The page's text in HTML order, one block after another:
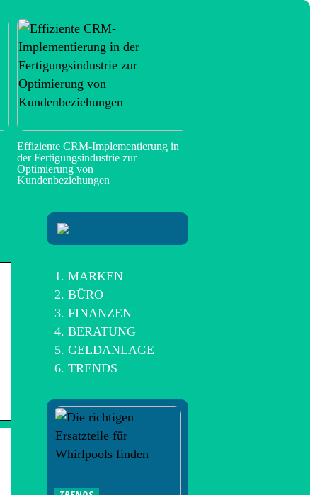
Effiziente CRM-Implementierung in
der Fertigungsindustrie zur
Optimierung von
Kundenbeziehungen
MARKEN
BÜRO
FINANZEN
BERATUNG
GELDANLAGE
TRENDS